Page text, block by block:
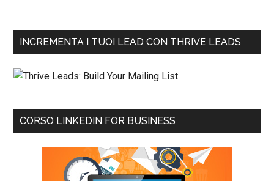
INCREMENTA I TUOI LEAD CON THRIVE LEADS
CORSO LINKEDIN FOR BUSINESS